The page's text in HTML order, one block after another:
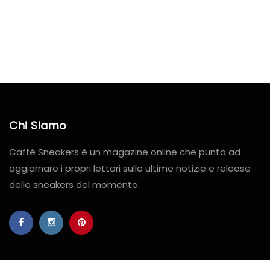
Chi Siamo
Caffè Sneakers è un magazine online che punta ad
aggiornare i propri lettori sulle ultime notizie e release
delle sneakers del momento.